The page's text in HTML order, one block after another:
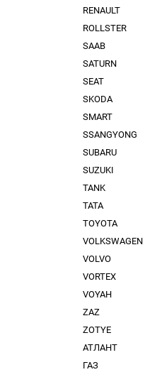
RENAULT
ROLLSTER
SAAB
SATURN
SEAT
SKODA
SMART
SSANGYONG
SUBARU
SUZUKI
TANK
TATA
TOYOTA
VOLKSWAGEN
VOLVO
VORTEX
VOYAH
ZAZ
ZOTYE
АТЛАНТ
ГАЗ